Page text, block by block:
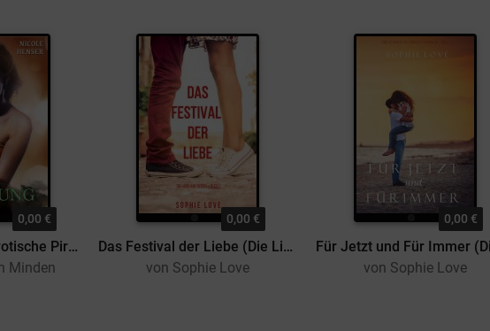
0,00 €
Der Zeitsprung - erotische Piratengeschichte
Minden
0,00 €
Das Festival der Liebe (Die Liebe auf Reisen – Band 1)
von Sophie Love
0,00 €
von Sophie Love